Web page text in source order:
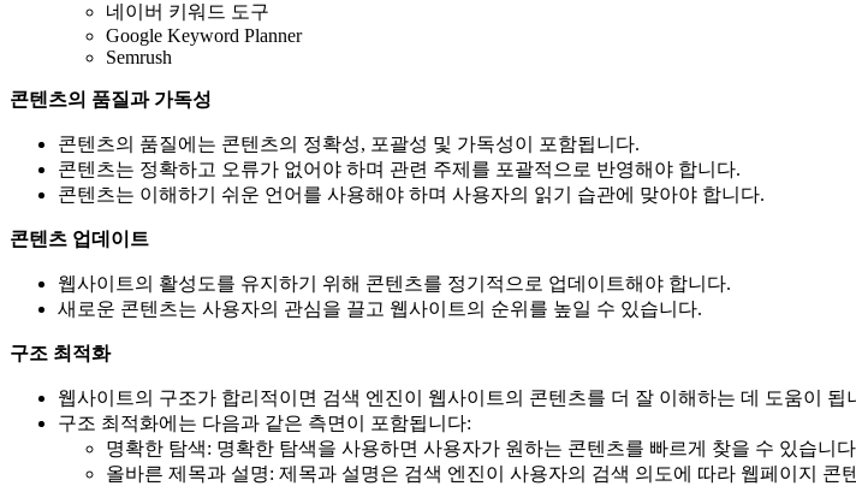
네이버 키워드 도구
Google Keyword Planner
Semrush
콘텐츠의 품질과 가독성
콘텐츠의 품질에는 콘텐츠의 정확성, 포괄성 및 가독성이 포함됩니다.
콘텐츠는 정확하고 오류가 없어야 하며 관련 주제를 포괄적으로 반영해야 합니다.
콘텐츠는 이해하기 쉬운 언어를 사용해야 하며 사용자의 읽기 습관에 맞아야 합니다.
콘텐츠 업데이트
웹사이트의 활성도를 유지하기 위해 콘텐츠를 정기적으로 업데이트해야 합니다.
새로운 콘텐츠는 사용자의 관심을 끌고 웹사이트의 순위를 높일 수 있습니다.
구조 최적화
웹사이트의 구조가 합리적이면 검색 엔진이 웹사이트의 콘텐츠를 더 잘 이해하는 데 도움이 됩
구조 최적화에는 다음과 같은 측면이 포함됩니다:
명확한 탐색: 명확한 탐색을 사용하면 사용자가 원하는 콘텐츠를 빠르게 찾을 수 있습니
올바른 제목과 설명: 제목과 설명은 검색 엔진이 사용자의 검색 의도에 따라 웹페이지 콘